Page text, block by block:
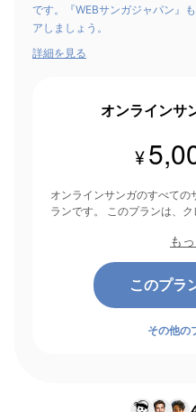
です。『WEBサンガジャパン』
アしましょう。
詳細を見る
オンラインサ
¥
オンラインサンガのすべて
ランです。 このプランは、クレジットカード決済をした日を
も
このプラ
その他の